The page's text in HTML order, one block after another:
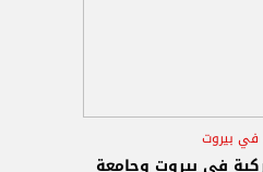
في بيروت
في بيروت وجامعة